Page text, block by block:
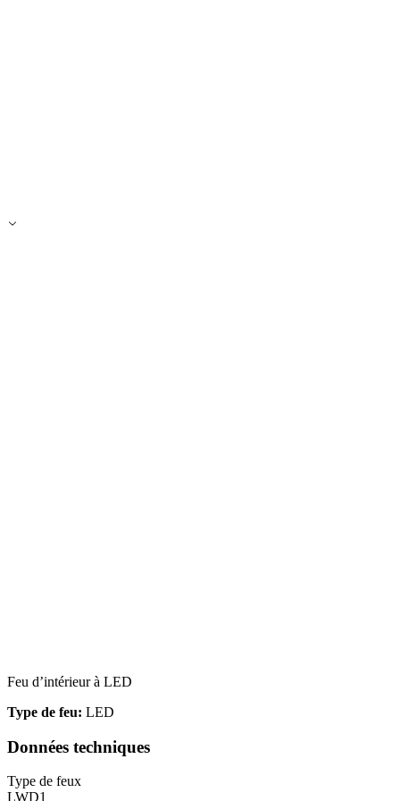
Feu d’intérieur à LED
Type de feu: LED
Données techniques
Type de feux
LWD1